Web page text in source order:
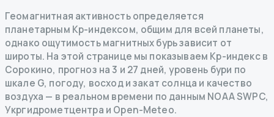
Геомагнитная активность определяется
планетарным Kp-индексом, общим для всей планеты,
однако ощутимость магнитных бурь зависит от
широты. На этой странице мы показываем Kp-индекс в
Сорокино, прогноз на 3 и 27 дней, уровень бури по
шкале G, погоду, восход и закат солнца и качество
воздуха — в реальном времени по данным NOAA SWPC,
Укргидрометцентра и Open-Meteo.